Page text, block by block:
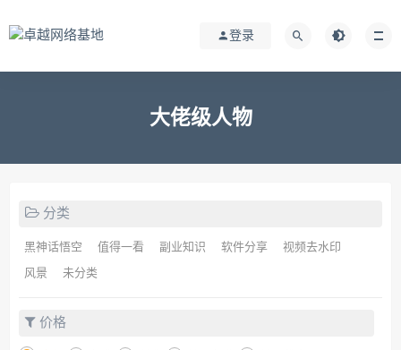
登录
大佬级人物
分类
黑神话悟空 值得一看 副业知识 软件分享 视频去水印
风景 未分类
价格